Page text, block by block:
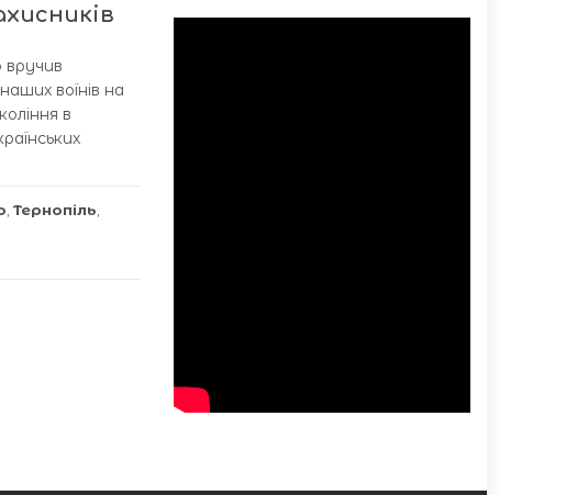
вручив
воїнів на
в
Тернопіль